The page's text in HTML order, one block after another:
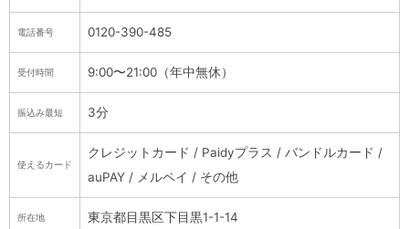
電話番号 0120-390-485
受付時間 9:00〜21:00（年中無休）
振込み最短 3分
使えるカード
クレジットカード / Paidyプラス / バンドルカード /
auPAY / メルペイ / その他
所在地 東京都目黒区下目黒1-1-14